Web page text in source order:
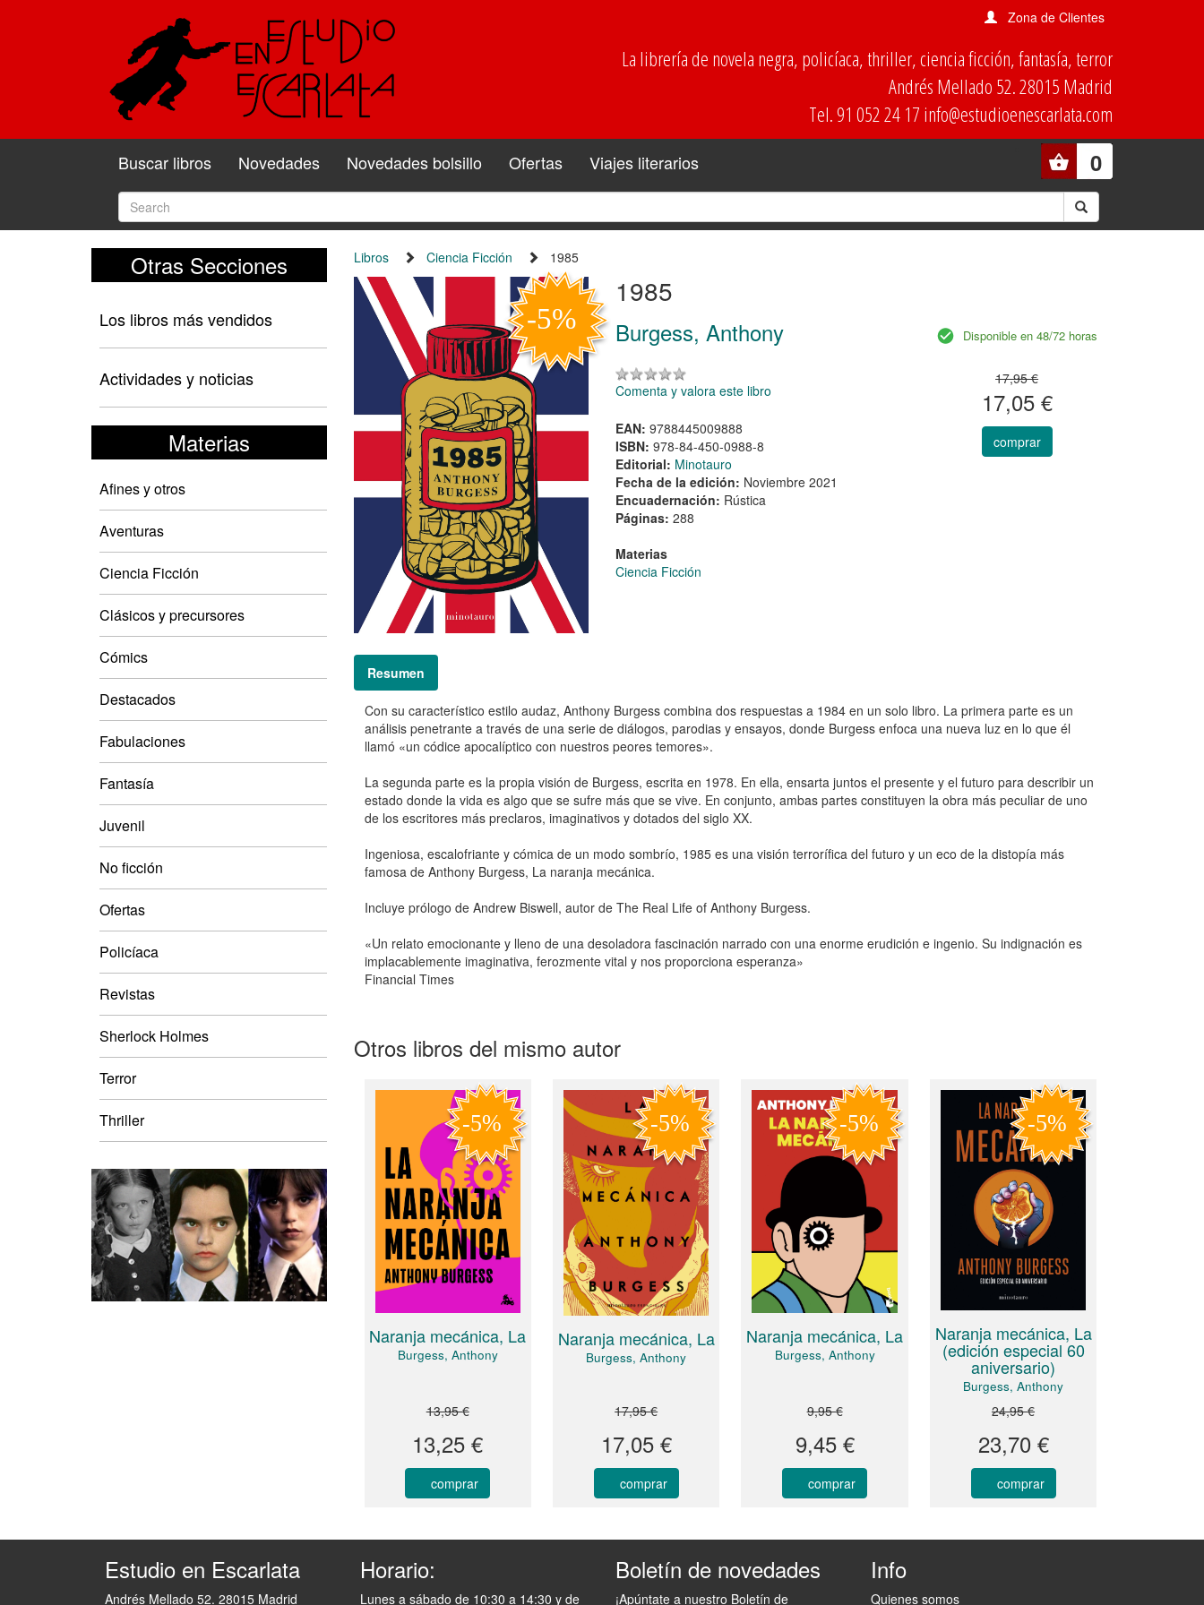
Zona de Clientes
La librería de novela negra, policíaca, thriller, ciencia ficción, fantasía, terror
Andrés Mellado 52. 28015 Madrid
Tel. 91 052 24 17 info@estudioenescarlata.com
0
Buscar libros Novedades Novedades bolsillo Ofertas Viajes literarios
Otras Secciones
Los libros más vendidos
Actividades y noticias
Materias
Afines y otros
Aventuras
Ciencia Ficción
Clásicos y precursores
Cómics
Destacados
Fabulaciones
Fantasía
Juvenil
No ficción
Ofertas
Policíaca
Revistas
Sherlock Holmes
Terror
Thriller
Libros Ciencia Ficción 1985
1985
Burgess, Anthony
Comenta y valora este libro
EAN: 9788445009888
ISBN: 978-84-450-0988-8
Editorial: Minotauro
Fecha de la edición: Noviembre 2021
Encuadernación: Rústica
Páginas: 288
Materias
Ciencia Ficción
Disponible en 48/72 horas
17,95 €
17,05 €
comprar
Resumen
Con su característico estilo audaz, Anthony Burgess combina dos respuestas a 1984 en un solo libro. La primera parte es un
análisis penetrante a través de una serie de diálogos, parodias y ensayos, donde Burgess enfoca una nueva luz en lo que él
llamó «un códice apocalíptico con nuestros peores temores».
La segunda parte es la propia visión de Burgess, escrita en 1978. En ella, ensarta juntos el presente y el futuro para describir un
estado donde la vida es algo que se sufre más que se vive. En conjunto, ambas partes constituyen la obra más peculiar de uno
de los escritores más preclaros, imaginativos y dotados del siglo XX.
Ingeniosa, escalofriante y cómica de un modo sombrío, 1985 es una visión terrorífica del futuro y un eco de la distopía más
famosa de Anthony Burgess, La naranja mecánica.
Incluye prólogo de Andrew Biswell, autor de The Real Life of Anthony Burgess.
«Un relato emocionante y lleno de una desoladora fascinación narrado con una enorme erudición e ingenio. Su indignación es
implacablemente imaginativa, ferozmente vital y nos proporciona esperanza»
Financial Times
Otros libros del mismo autor
Naranja mecánica, La
Burgess, Anthony
13,95 €
13,25 €
comprar
Naranja mecánica, La
Burgess, Anthony
17,95 €
17,05 €
comprar
Naranja mecánica, La
Burgess, Anthony
9,95 €
9,45 €
comprar
Naranja mecánica, La
(edición especial 60
aniversario)
Burgess, Anthony
24,95 €
23,70 €
comprar
Estudio en Escarlata
Andrés Mellado 52. 28015 Madrid
Horario:
Lunes a sábado de 10:30 a 14:30 y de
Boletín de novedades
¡Apúntate a nuestro Boletín de
Info
Quienes somos